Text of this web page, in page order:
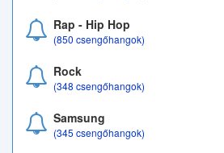
Rap - Hip Hop
(850 csengőhangok)
Rock
(348 csengőhangok)
Samsung
(345 csengőhangok)